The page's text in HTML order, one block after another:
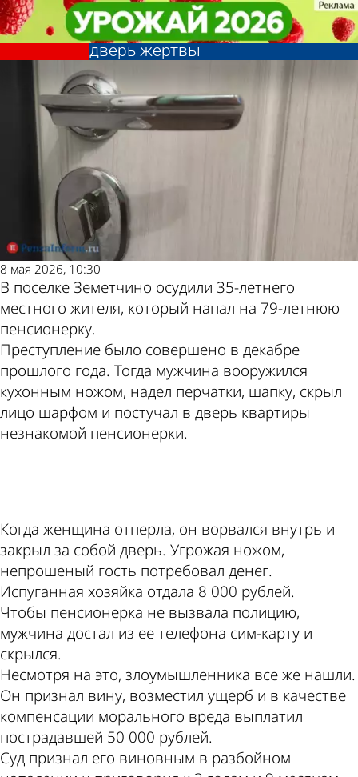
В п. Земетчино разбойник
прикрылся шарфом и постучал в
дверь жертвы
Криминал
8 мая 2026, 10:30
В поселке Земетчино осудили 35-летнего
местного жителя, который напал на 79-летнюю
пенсионерку.
Преступление было совершено в декабре
прошлого года. Тогда мужчина вооружился
кухонным ножом, надел перчатки, шапку, скрыл
лицо шарфом и постучал в дверь квартиры
незнакомой пенсионерки.
Когда женщина отперла, он ворвался внутрь и
закрыл за собой дверь. Угрожая ножом,
непрошеный гость потребовал денег.
Испуганная хозяйка отдала 8 000 рублей.
Чтобы пенсионерка не вызвала полицию,
мужчина достал из ее телефона сим-карту и
скрылся.
Несмотря на это, злоумышленника все же нашли.
Он признал вину, возместил ущерб и в качестве
компенсации морального вреда выплатил
пострадавшей 50 000 рублей.
Суд признал его виновным в разбойном
В п. Земетчино разбойник
прикрылся шарфом и постучал в
дверь жертвы
Криминал
Другие новости по
теме
Погода и курсы
валют в Пензе